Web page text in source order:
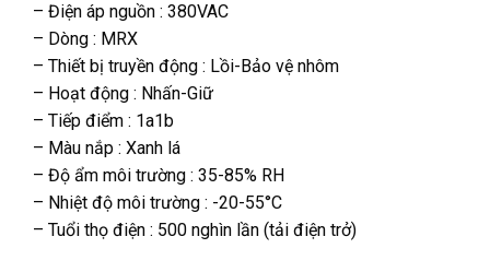
– Điện áp nguồn : 380VAC
– Dòng : MRX
– Thiết bị truyền động : Lồi-Bảo vệ nhôm
– Hoạt động : Nhấn-Giữ
– Tiếp điểm : 1a1b
– Màu nắp : Xanh lá
– Độ ẩm môi trường : 35-85% RH
– Nhiệt độ môi trường : -20-55°C
– Tuổi thọ điện : 500 nghìn lần (tải điện trở)